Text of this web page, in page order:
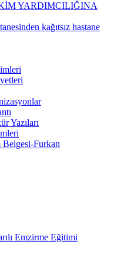
YARDIMCILIĞINA
kağıtsız hastane
Yazıları
Furkan
Emzirme Eğitimi